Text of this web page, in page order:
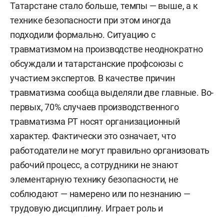
Татарстане стало больше, темпы — выше, а к
технике безопасности при этом иногда
подходили формально. Ситуацию с
травматизмом на производстве неоднократно
обсуждали и татарстанские профсоюзы с
участием экспертов. В качестве причин
травматизма сообща выделяли две главные. Во-
первых, 70% случаев производственного
травматизма РТ носят организационный
характер. Фактически это означает, что
работодатели не могут правильно организовать
рабочий процесс, а сотрудники не знают
элементарную технику безопасности, не
соблюдают — намерено или по незнанию —
трудовую дисциплину. Играет роль и